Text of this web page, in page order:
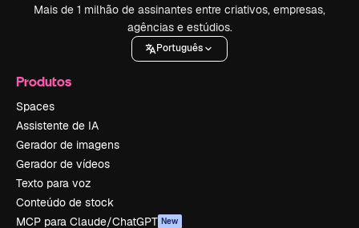
Mais de 1 milhão de assinantes entre criativos, empresas,
agências e estúdios.
Português
Produtos
Spaces
Assistente de IA
Gerador de imagens
Gerador de vídeos
Texto para voz
Conteúdo de stock
MCP para Claude/ChatGPT New